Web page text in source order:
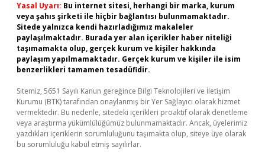
Yasal Uyarı: Bu internet sitesi, herhangi bir marka, kurum
veya şahıs şirketi ile hiçbir bağlantısı bulunmamaktadır.
Sitede yalnızca kendi hazırladığımız makaleler
paylaşılmaktadır. Burada yer alan içerikler haber niteliği
taşımamakta olup, gerçek kurum ve kişiler hakkında
paylaşım yapılmamaktadır. Gerçek kurum ve kişiler ile isim
benzerlikleri tamamen tesadüfidir.
Sitemiz, 5651 Sayılı Kanun gereğince Bilgi Teknolojileri ve İletişim
Kurumu (BTK) tarafından onaylanmış bir Yer Sağlayıcı olarak hizmet
vermektedir. Bu nedenle, sitedeki içerikleri proaktif olarak denetleme
veya araştırma yükümlülüğümüz bulunmamaktadır. Ancak, üyelerimiz
yazdıkları içeriklerin sorumluluğunu taşımakta olup, siteye üye olarak
bu sorumluluğu kabul etmiş sayılırlar.